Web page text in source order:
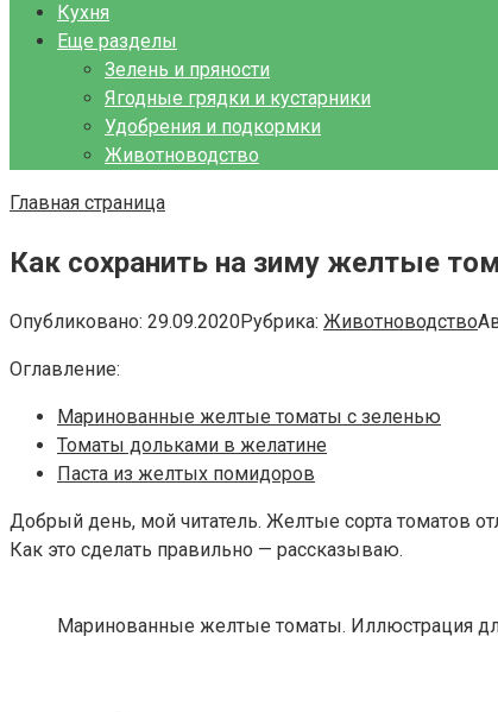
Кухня
Еще разделы
Зелень и пряности
Ягодные грядки и кустарники
Удобрения и подкормки
Животноводство
Главная страница
Как сохранить на зиму желтые
Опубликовано: 29.09.2020Рубрика: Животноводство
Оглавление:
Маринованные желтые томаты с зеленью
Томаты дольками в желатине
Паста из желтых помидоров
Добрый день, мой читатель. Желтые сорта томатов
Как это сделать правильно — рассказываю.
Маринованные желтые томаты. Иллюстрация